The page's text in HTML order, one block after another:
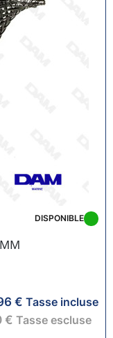
DISPONIBLE
€ Tasse incluse
€ Tasse escluse